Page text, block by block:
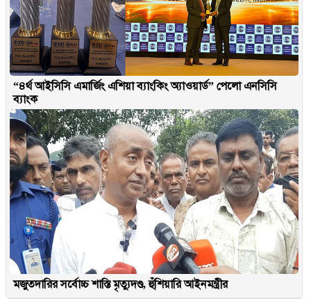
“৪র্থ আইসিসি এমার্জিং এশিয়া ব্যাংকিং অ্যাওয়ার্ড” পেলো এনসিসি
ব্যাংক
মজুতদারির সর্বোচ্চ শাস্তি মৃত্যুদণ্ড, হুঁশিয়ারি আইনমন্ত্রীর